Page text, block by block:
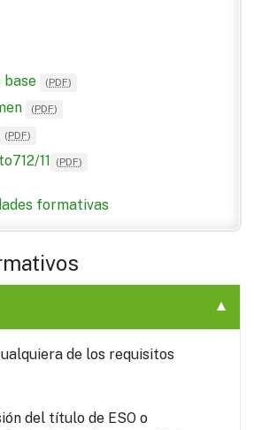
base (PDF)
(PDF)
(PDF)
11 (PDF)
formativas
de los requisitos
del título de ESO o